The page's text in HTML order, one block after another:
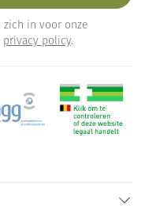
in voor onze
privacy policy.